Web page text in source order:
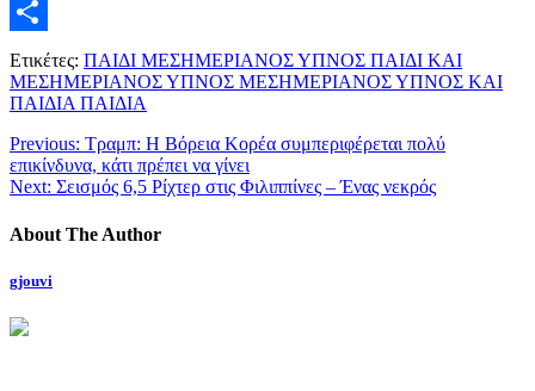
Twitter
Μοιραστείτε
Ετικέτες: ΠΑΙΔΙ ΜΕΣΗΜΕΡΙΑΝΟΣ ΥΠΝΟΣ ΠΑΙΔΙ ΚΑΙ
ΜΕΣΗΜΕΡΙΑΝΟΣ ΥΠΝΟΣ ΜΕΣΗΜΕΡΙΑΝΟΣ ΥΠΝΟΣ ΚΑΙ
ΠΑΙΔΙΑ ΠΑΙΔΙΑ
Previous: Τραμπ: Η Βόρεια Κορέα συμπεριφέρεται πολύ
επικίνδυνα, κάτι πρέπει να γίνει
Next: Σεισμός 6,5 Ρίχτερ στις Φιλιππίνες – Ένας νεκρός
About The Author
gjouvi